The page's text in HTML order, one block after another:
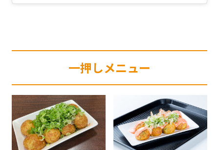
一押しメニュー